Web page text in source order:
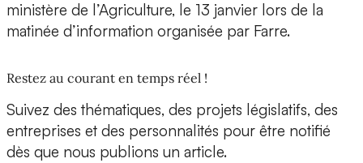
ministère de l’Agriculture, le 13 janvier lors de la
matinée d’information organisée par Farre.
Restez au courant en temps réel !
Suivez des thématiques, des projets législatifs, des
entreprises et des personnalités pour être notifié
dès que nous publions un article.